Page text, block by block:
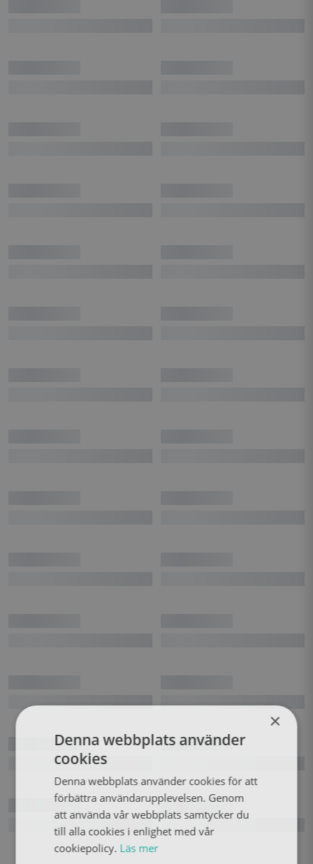
×
Denna webbplats använder
cookies
Denna webbplats använder cookies för att
förbättra användarupplevelsen. Genom
att använda vår webbplats samtycker du
till alla cookies i enlighet med vår
cookiepolicy. Läs mer